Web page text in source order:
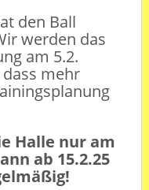
den Ball
werden das
am 5.2.
mehr
Halle nur am
ab 15.2.25